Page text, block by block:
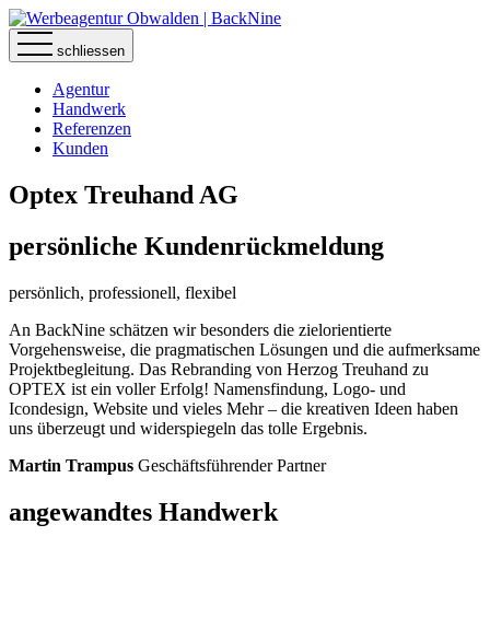
schliessen
Agentur
Handwerk
Referenzen
Kunden
Optex Treuhand AG
persönliche Kundenrückmeldung
persönlich, professionell, flexibel
An BackNine schätzen wir besonders die zielorientierte
Vorgehensweise, die pragmatischen Lösungen und die aufmerksame
Projektbegleitung. Das Rebranding von Herzog Treuhand zu
OPTEX ist ein voller Erfolg! Namensfindung, Logo- und
Icondesign, Website und vieles Mehr – die kreativen Ideen haben
uns überzeugt und widerspiegeln das tolle Ergebnis.
Martin Trampus Geschäftsführender Partner
angewandtes Handwerk